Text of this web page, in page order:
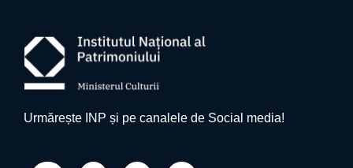
Urmărește INP și pe canalele de Social media!